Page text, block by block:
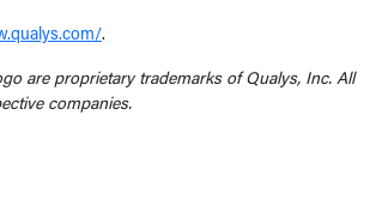
.
are proprietary trademarks of Qualys, Inc. All
companies.